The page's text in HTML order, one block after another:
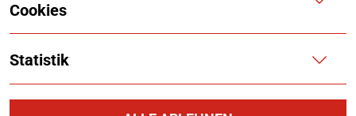
Cookies
Statistik
DATENSCHUTZ
COOKIES